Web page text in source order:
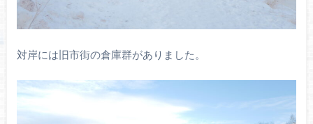
対岸には旧市街の倉庫群がありました。